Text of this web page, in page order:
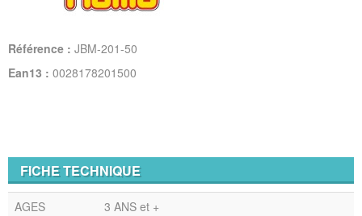
Référence : JBM-201-50
Ean13 : 0028178201500
FICHE TECHNIQUE
AGES
3 ANS et +